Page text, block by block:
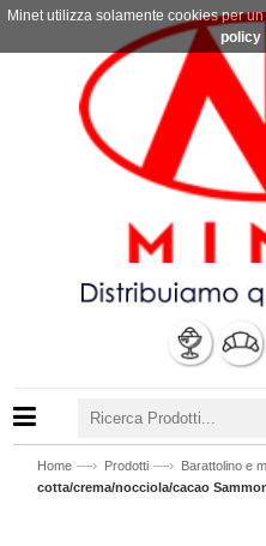
Home —› Prodotti —› Barattolino e
cotta/crema/nocciola/cacao
Minet utilizza solamente cookies per
policy